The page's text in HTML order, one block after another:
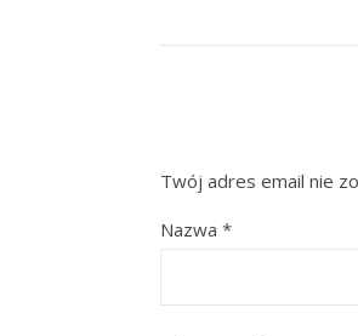
Twój adres email nie
Nazwa *